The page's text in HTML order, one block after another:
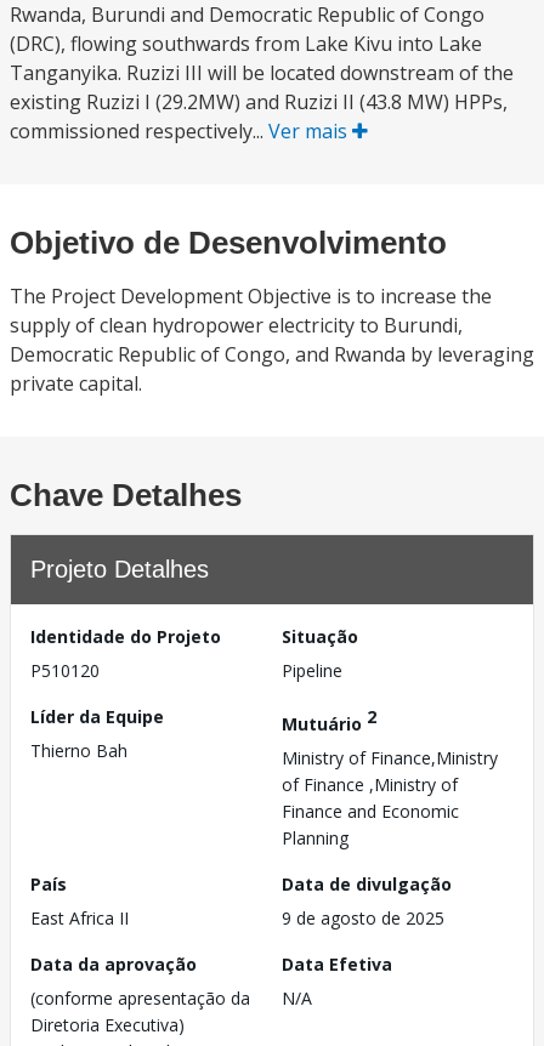
Rwanda, Burundi and Democratic Republic of Congo
(DRC), flowing southwards from Lake Kivu into Lake
Tanganyika. Ruzizi III will be located downstream of the
existing Ruzizi I (29.2MW) and Ruzizi II (43.8 MW) HPPs,
commissioned respectively... Ver mais
Objetivo de Desenvolvimento
The Project Development Objective is to increase the
supply of clean hydropower electricity to Burundi,
Democratic Republic of Congo, and Rwanda by leveraging
private capital.
Chave Detalhes
Projeto Detalhes
Identidade do Projeto
P510120
Situação
Pipeline
Líder da Equipe
Thierno Bah
Mutuário 2
Ministry of Finance,Ministry
of Finance ,Ministry of
Finance and Economic
Planning
País
East Africa II
Data de divulgação
9 de agosto de 2025
Data da aprovação
(conforme apresentação da
Diretoria Executiva)
Data Efetiva
N/A